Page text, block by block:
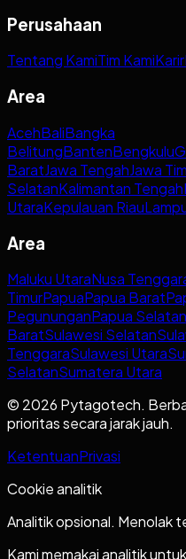
Perusahaan
Tentang KamiTim KamiKarir
Area
AcehBaliBangka
BelitungBantenBengkulu
BaratJawa TengahJawa
SelatanKalimantan Tengah
UtaraKepulauan Riau
Area
Maluku UtaraNusa
TimurPapuaPapua Barat
PegununganPapua Selatan
BaratSulawesi Selatan
TenggaraSulawesi Utara
SelatanSumatera Utara
© 2026 Pytagotech.
prioritas secara jarak jauh.
KetentuanPrivasi
Cookie analitik
Analitik opsional. Menolak
Kami memakai analitik